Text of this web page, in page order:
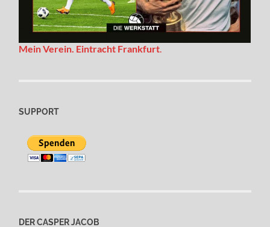
Mein Verein. Eintracht Frankfurt.
SUPPORT
DER CASPER JACOB